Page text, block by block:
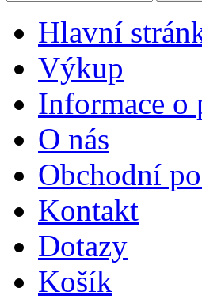
Hlavní
Výkup
Informace o
O nás
Obchodní
Kontakt
Dotazy
Košík